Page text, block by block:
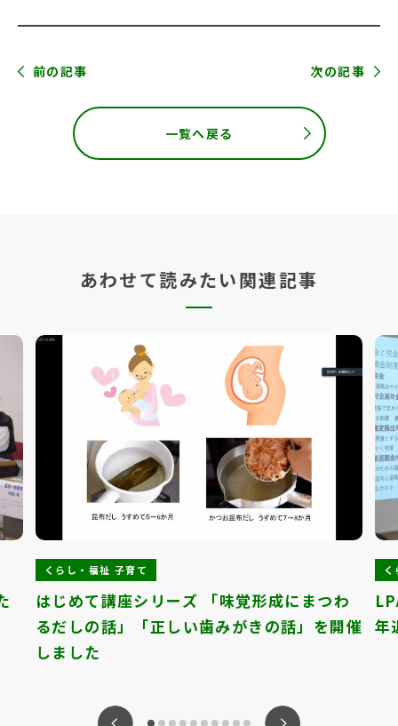
前の記事 次の記事
一覧へ戻る
あわせて読みたい関連記事
くらし・福祉 子育て
はじめて講座シリーズ 「味覚形成にまつわ
るだしの話」「正しい歯みがきの話」を開催
しました
年